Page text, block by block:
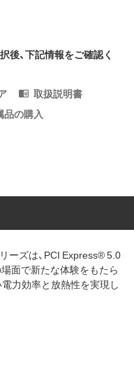
後、下記情報をご確認く
取扱説明書
品の購入
ーズは、PCI Express® 5.0
面で新たな体験をもたら
力効率と放熱性を実現し